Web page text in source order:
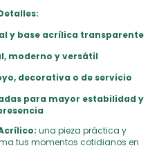
y base acrílica transparente
moderno y versátil
decorativa o de servicio
para mayor estabilidad y
una pieza práctica y
tus momentos cotidianos en